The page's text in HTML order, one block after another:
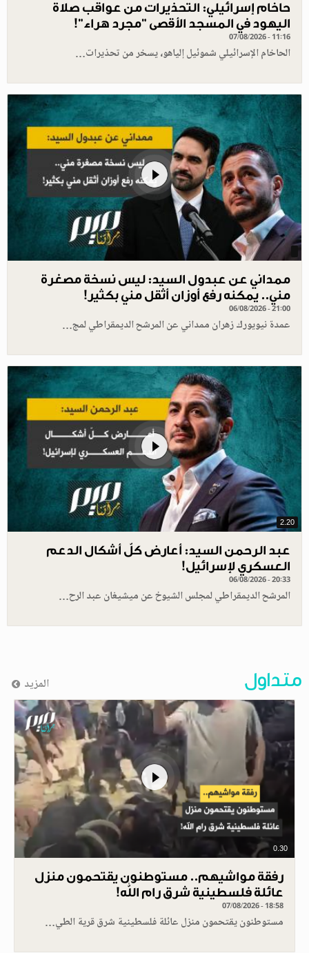
حاخام إسرائيلي: التحذيرات من عواقب صلاة
اليهود في المسجد الأقصى "مجرد هراء"!
07/08/2026 - 11:16
الحاخام الإسرائيلي شموئيل إلياهو، يسخر من تحذيرات…
ممداني عن عبدول السيد: ليس نسخة مصغرة
مني.. يمكنه رفع أوزان أثقل مني بكثير!
06/08/2026 - 21:00
عمدة نيويورك زهران ممداني عن المرشح الديمقراطي لمج…
2.20
عبد الرحمن السيد: أعارض كلّ أشكال الدعم
العسكري لإسرائيل!
06/08/2026 - 20:33
المرشح الديمقراطي لمجلس الشيوخ عن ميشيغان عبد الرح…
متداول المزيد
0.30
رفقة مواشيهم.. مستوطنون يقتحمون منزل
عائلة فلسطينية شرق رام الله!
07/08/2026 - 18:58
مستوطنون يقتحمون منزل عائلة فلسطينية شرق قرية الطي…